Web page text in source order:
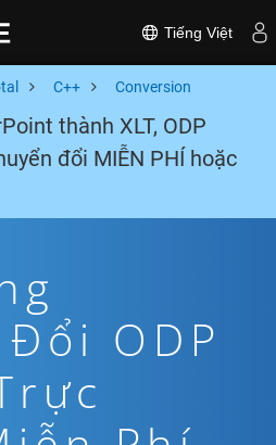
Tiếng Việt
C++ Conversion
thành XLT, ODP
đổi MIỄN PHÍ hoặc
ODP